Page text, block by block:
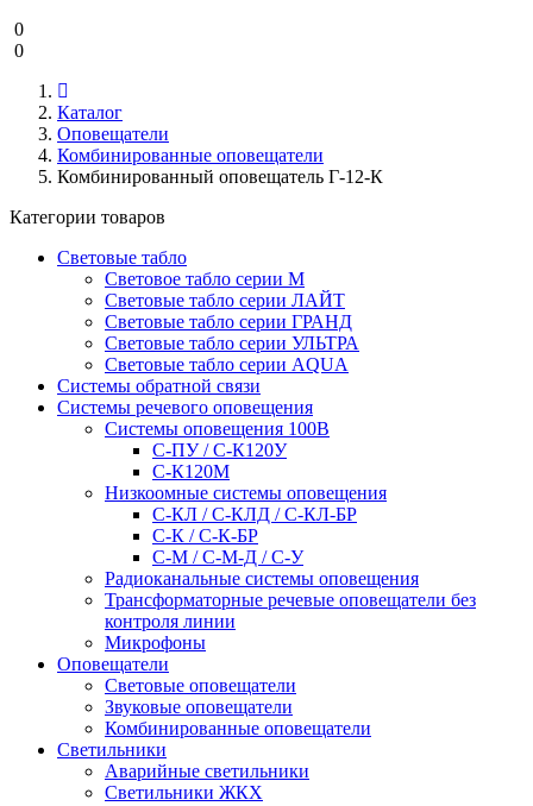
0
0
Каталог
Оповещатели
Комбинированные оповещатели
Комбинированный оповещатель Г-12-К
Категории товаров
Световые табло
Световое табло серии М
Световые табло серии ЛАЙТ
Световые табло серии ГРАНД
Световые табло серии УЛЬТРА
Световые табло серии AQUA
Системы обратной связи
Системы речевого оповещения
Системы оповещения 100В
С-ПУ / С-К120У
С-К120М
Низкоомные системы оповещения
С-КЛ / С-КЛД / C-КЛ-БР
С-К / С-К-БР
С-М / С-М-Д / С-У
Радиоканальные системы оповещения
Трансформаторные речевые оповещатели без
контроля линии
Микрофоны
Оповещатели
Световые оповещатели
Звуковые оповещатели
Комбинированные оповещатели
Светильники
Аварийные светильники
Светильники ЖКХ